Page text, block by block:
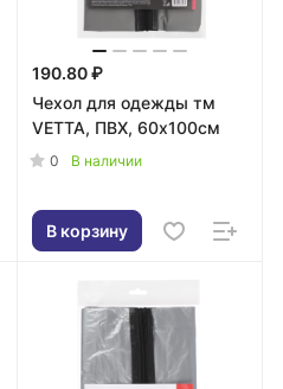
190.80 ₽
Чехол для одежды тм
VETTA, ПВХ, 60х100см
0 В наличии
В корзину